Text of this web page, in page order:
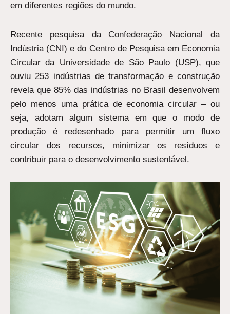
em diferentes regiões do mundo.
Recente pesquisa da Confederação Nacional da
Indústria (CNI) e do Centro de Pesquisa em Economia
Circular da Universidade de São Paulo (USP), que
ouviu 253 indústrias de transformação e construção
revela que 85% das indústrias no Brasil desenvolvem
pelo menos uma prática de economia circular – ou
seja, adotam algum sistema em que o modo de
produção é redesenhado para permitir um fluxo
circular dos recursos, minimizar os resíduos e
contribuir para o desenvolvimento sustentável.